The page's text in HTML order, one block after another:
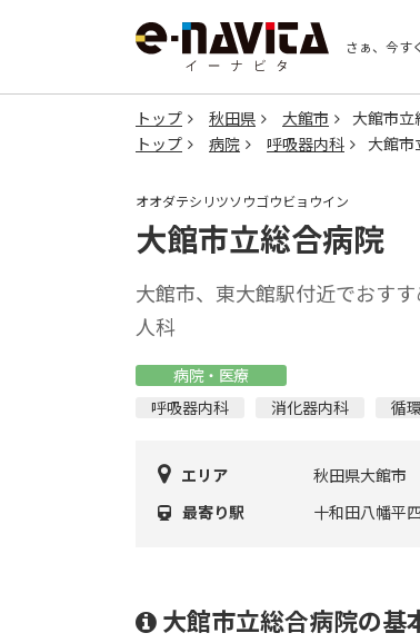
さぁ、今す
トップ 秋田県 大館市
大館市立
トップ
病院 呼吸器内科 大館市
オオダテシリツソウゴウビョウイン
大館市立総合病院
大館市、東大館駅付近でおす
人科
病院・医療
呼吸器内科
消化器内科 循
エリア
秋田県大館市
最寄り駅
十和田八幡平
大館市立総合病院の基